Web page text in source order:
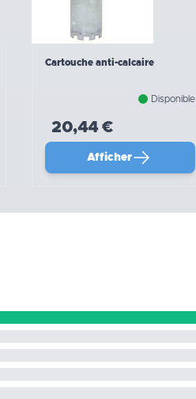
Cartouche anti-calcaire
Disponible
20,44 €
Afficher